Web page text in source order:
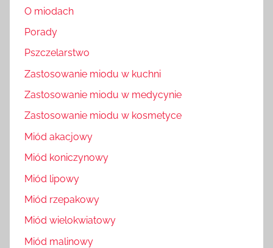
O miodach
Porady
Pszczelarstwo
Zastosowanie miodu w kuchni
Zastosowanie miodu w medycynie
Zastosowanie miodu w kosmetyce
Miód akacjowy
Miód koniczynowy
Miód lipowy
Miód rzepakowy
Miód wielokwiatowy
Miód malinowy